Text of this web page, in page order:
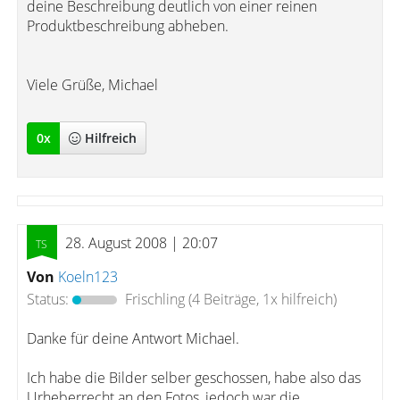
deine Beschreibung deutlich von einer reinen
Produktbeschreibung abheben.
Viele Grüße, Michael
0x Hilfreich
28. August 2008 | 20:07
Von Koeln123
Status:
Frischling(4 Beiträge, 1x hilfreich)
Danke für deine Antwort Michael.
Ich habe die Bilder selber geschossen, habe also das